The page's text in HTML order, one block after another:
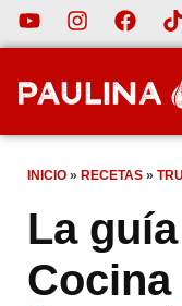
INICIO » RECETAS »
La